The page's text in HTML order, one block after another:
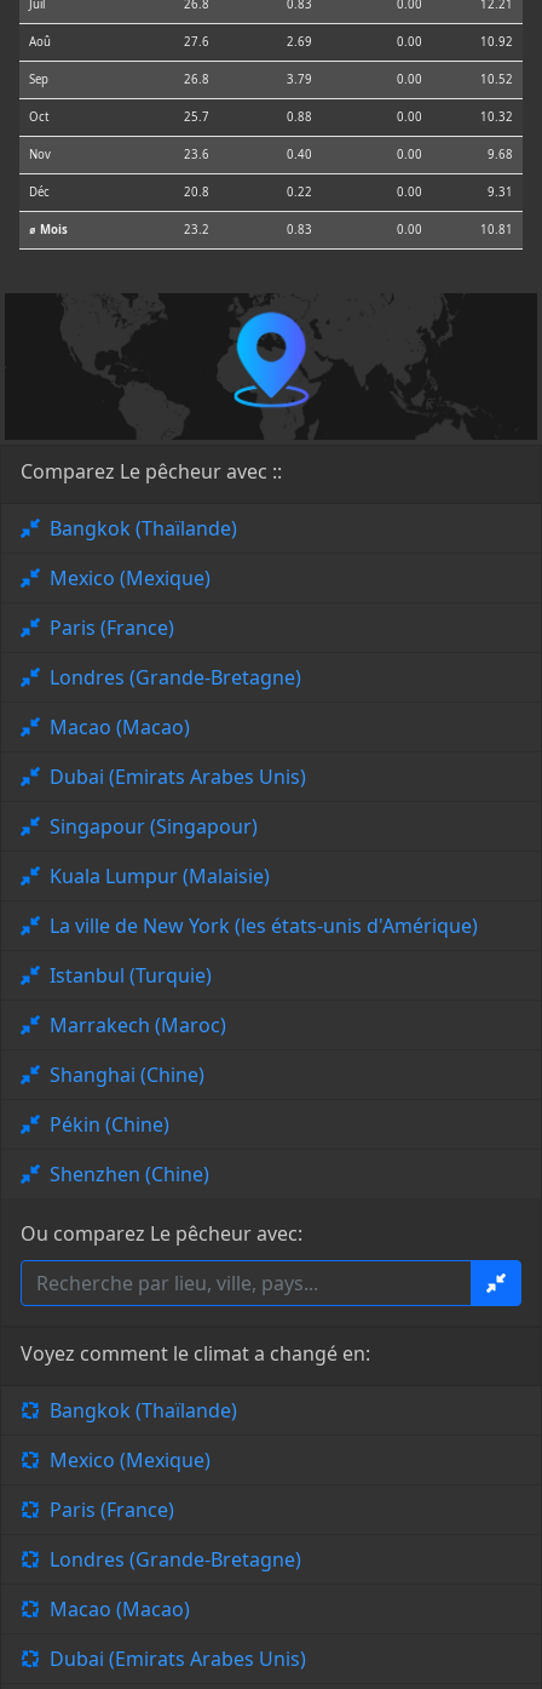
Juil 26.8 0.83 0.00 12.21
Aoû 27.6 2.69 0.00 10.92
Sep 26.8 3.79 0.00 10.52
Oct 25.7 0.88 0.00 10.32
Nov 23.6 0.40 0.00 9.68
Déc 20.8 0.22 0.00 9.31
⌀ Mois 23.2 0.83 0.00 10.81
Comparez Le pêcheur avec ::
Bangkok (Thaïlande)
Mexico (Mexique)
Paris (France)
Londres (Grande-Bretagne)
Macao (Macao)
Dubai (Emirats Arabes Unis)
Singapour (Singapour)
Kuala Lumpur (Malaisie)
La ville de New York (les états-unis d'Amérique)
Istanbul (Turquie)
Marrakech (Maroc)
Shanghai (Chine)
Pékin (Chine)
Shenzhen (Chine)
Ou comparez Le pêcheur avec:
Voyez comment le climat a changé en:
Bangkok (Thaïlande)
Mexico (Mexique)
Paris (France)
Londres (Grande-Bretagne)
Macao (Macao)
Dubai (Emirats Arabes Unis)